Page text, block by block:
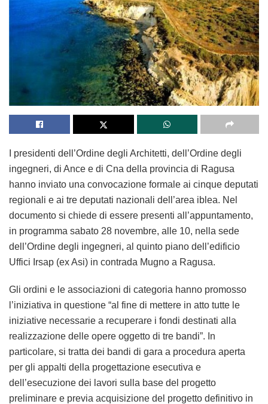
I presidenti dell’Ordine degli Architetti, dell’Ordine degli
ingegneri, di Ance e di Cna della provincia di Ragusa
hanno inviato una convocazione formale ai cinque deputati
regionali e ai tre deputati nazionali dell’area iblea. Nel
documento si chiede di essere presenti all’appuntamento,
in programma sabato 28 novembre, alle 10, nella sede
dell’Ordine degli ingegneri, al quinto piano dell’edificio
Uffici Irsap (ex Asi) in contrada Mugno a Ragusa.
Gli ordini e le associazioni di categoria hanno promosso
l’iniziativa in questione “al fine di mettere in atto tutte le
iniziative necessarie a recuperare i fondi destinati alla
realizzazione delle opere oggetto di tre bandi”. In
particolare, si tratta dei bandi di gara a procedura aperta
per gli appalti della progettazione esecutiva e
dell’esecuzione dei lavori sulla base del progetto
preliminare e previa acquisizione del progetto definitivo in